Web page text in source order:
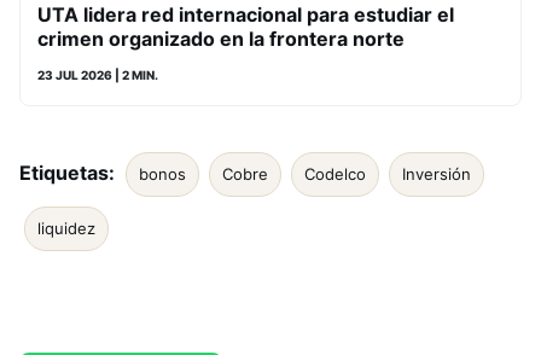
UTA lidera red internacional para estudiar el
crimen organizado en la frontera norte
23 JUL 2026 | 2 MIN.
Etiquetas: bonos Cobre Codelco Inversión
liquidez